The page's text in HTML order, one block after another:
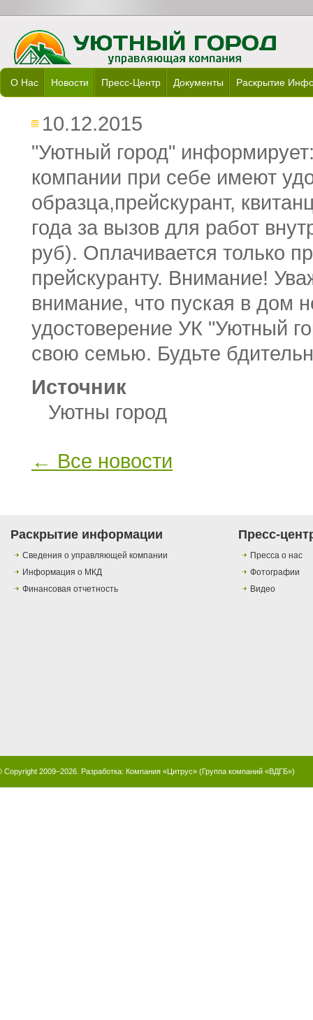
О Нас Новости Пресс-Центр Документы Раскрытие
10.12.2015
"Уютный город"
компании при себе имеют
образца,прейскурант,
года за вызов для работ
руб). Оплачивается только
прейскуранту. Внимание!
внимание, что пуская в дом
удостоверение УК "Уютный
свою семью. Будьте
Источник
Уютны город
← Все новости
Раскрытие информации
Сведения о управляющей компании
Информация о МКД
Финансовая отчетность
Пресс-
Пресса о нас
Фотографии
Видео
Copyright 2009–2026. Разработка: Компания «Цитрус» (Группа компаний «ВДГБ»)